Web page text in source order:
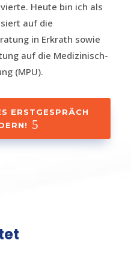
Heute bin ich als
auf die
in Erkrath sowie
auf die Medizinisch-
(MPU).
ERSTGESPRÄCH